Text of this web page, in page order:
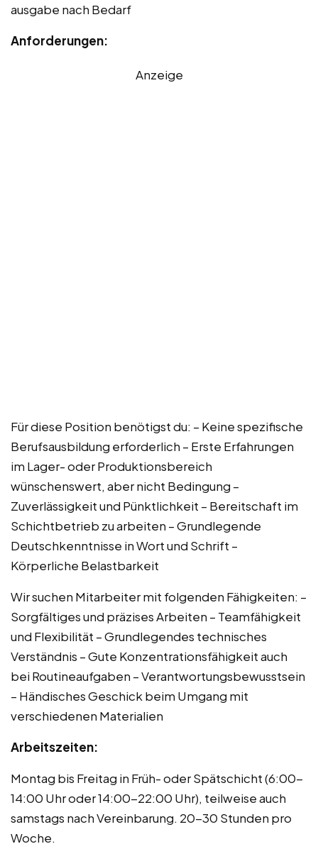
ausgabe nach Bedarf
Anforderungen:
Anzeige
Für diese Position benötigst du: – Keine spezifische
Berufsausbildung erforderlich – Erste Erfahrungen
im Lager- oder Produktionsbereich
wünschenswert, aber nicht Bedingung –
Zuverlässigkeit und Pünktlichkeit – Bereitschaft im
Schichtbetrieb zu arbeiten – Grundlegende
Deutschkenntnisse in Wort und Schrift –
Körperliche Belastbarkeit
Wir suchen Mitarbeiter mit folgenden Fähigkeiten: –
Sorgfältiges und präzises Arbeiten – Teamfähigkeit
und Flexibilität – Grundlegendes technisches
Verständnis – Gute Konzentrationsfähigkeit auch
bei Routineaufgaben – Verantwortungsbewusstsein
– Händisches Geschick beim Umgang mit
verschiedenen Materialien
Arbeitszeiten:
Montag bis Freitag in Früh- oder Spätschicht (6:00-
14:00 Uhr oder 14:00-22:00 Uhr), teilweise auch
samstags nach Vereinbarung. 20-30 Stunden pro
Woche.